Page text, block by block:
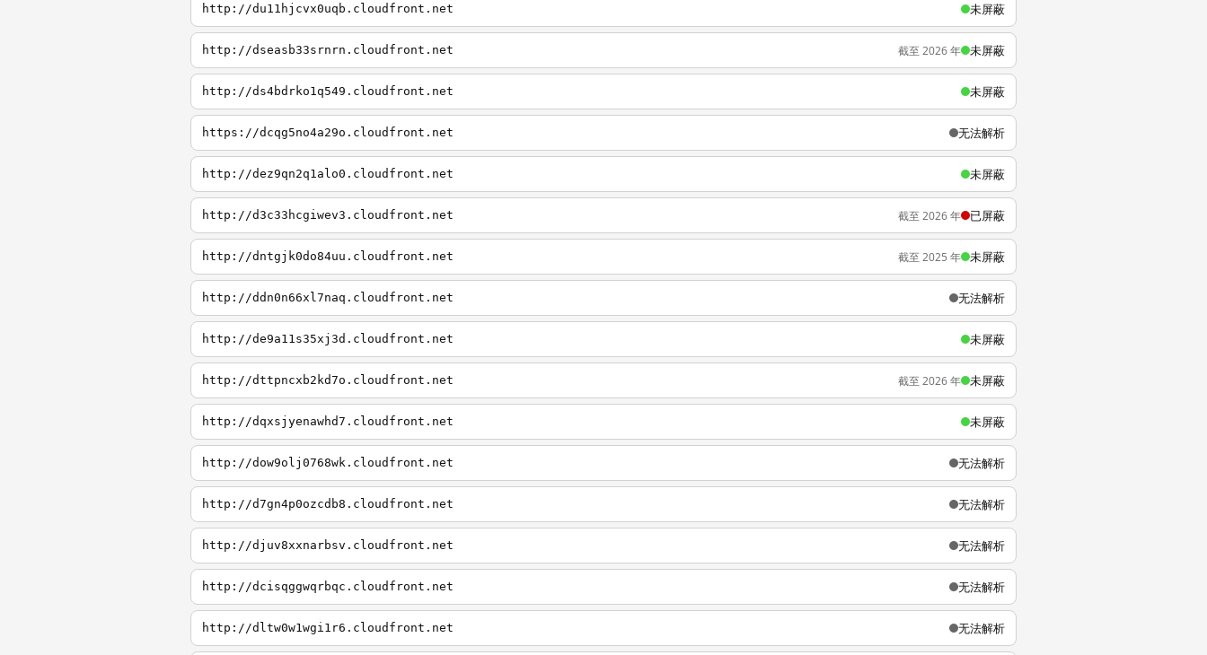
http://du11hjcvx0uqb.cloudfront.net 未屏蔽
http://dseasb33srnrn.cloudfront.net 截至 2026 年 未屏蔽
http://ds4bdrko1q549.cloudfront.net 未屏蔽
https://dcqg5no4a29o.cloudfront.net 无法解析
http://dez9qn2q1alo0.cloudfront.net 未屏蔽
http://d3c33hcgiwev3.cloudfront.net 截至 2026 年 已屏蔽
http://dntgjk0do84uu.cloudfront.net 截至 2025 年 未屏蔽
http://ddn0n66xl7naq.cloudfront.net 无法解析
http://de9a11s35xj3d.cloudfront.net 未屏蔽
http://dttpncxb2kd7o.cloudfront.net 截至 2026 年 未屏蔽
http://dqxsjyenawhd7.cloudfront.net 未屏蔽
http://dow9olj0768wk.cloudfront.net 无法解析
http://d7gn4p0ozcdb8.cloudfront.net 无法解析
http://djuv8xxnarbsv.cloudfront.net 无法解析
http://dcisqggwqrbqc.cloudfront.net 无法解析
http://dltw0w1wgi1r6.cloudfront.net 无法解析